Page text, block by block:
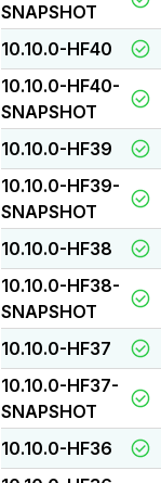
SNAPSHOT
10.10.0-HF40
10.10.0-HF40-
SNAPSHOT
10.10.0-HF39
10.10.0-HF39-
SNAPSHOT
10.10.0-HF38
10.10.0-HF38-
SNAPSHOT
10.10.0-HF37
10.10.0-HF37-
SNAPSHOT
10.10.0-HF36